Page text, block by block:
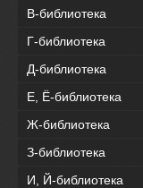
В-библиотека
Г-библиотека
Д-библиотека
Е, Ё-библиотека
Ж-библиотека
З-библиотека
И, Й-библиотека